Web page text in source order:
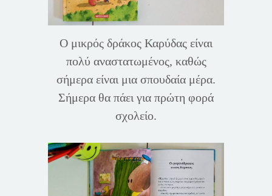
Ο μικρός δράκος Καρύδας είναι
πολύ αναστατωμένος, καθώς
σήμερα είναι μια σπουδαία μέρα.
Σήμερα θα πάει για πρώτη φορά
σχολείο.